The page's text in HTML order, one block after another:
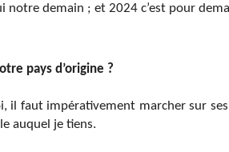
notre demain ; et 2024 c’est pour
pays d’origine ?
il faut impérativement marcher sur
auquel je tiens.